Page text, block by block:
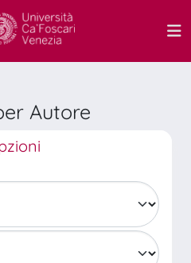
Autore